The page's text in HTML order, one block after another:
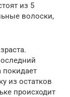
из 5
волоски,
покидает
из остатков
происходит